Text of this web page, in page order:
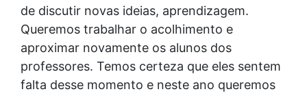
de discutir novas ideias, aprendizagem.
Queremos trabalhar o acolhimento e
aproximar novamente os alunos dos
professores. Temos certeza que eles sentem
falta desse momento e neste ano queremos